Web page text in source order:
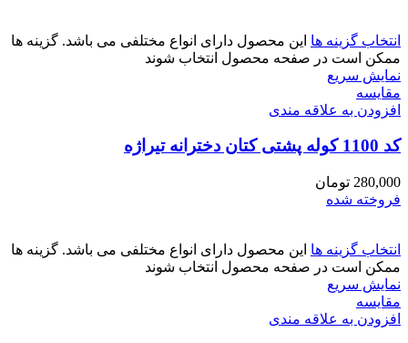
انتخاب گزینه ها این محصول دارای انواع مختلفی می باشد. گزینه ها
ممکن است در صفحه محصول انتخاب شوند
نمایش سریع
مقايسه
افزودن به علاقه مندی
کد 1100 کوله پشتی کتان دخترانه تیراژه
280,000 تومان
فروخته شده
انتخاب گزینه ها این محصول دارای انواع مختلفی می باشد. گزینه ها
ممکن است در صفحه محصول انتخاب شوند
نمایش سریع
مقايسه
افزودن به علاقه مندی